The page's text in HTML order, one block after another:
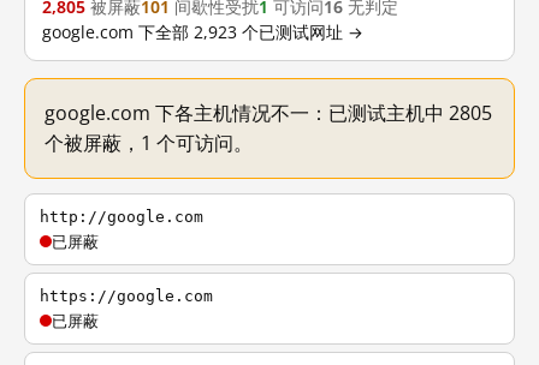
2,805 被屏蔽101 间歇性受扰1 可访问16 无判定
google.com 下全部 2,923 个已测试网址 →
google.com 下各主机情况不一：已测试主机中 2805
个被屏蔽，1 个可访问。
http://google.com
已屏蔽
https://google.com
已屏蔽